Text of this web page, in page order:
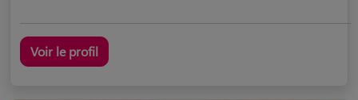
Voir le profil